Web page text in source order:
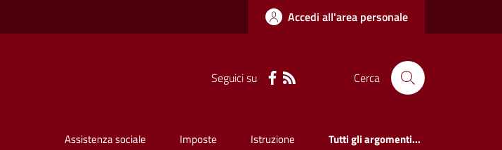
Accedi all'area personale
Seguici su Cerca
Assistenza sociale Imposte Istruzione Tutti gli argomenti...